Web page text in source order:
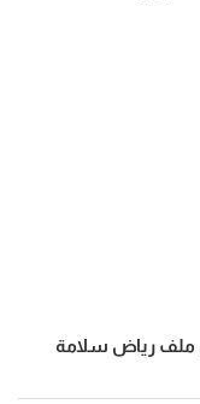
ملف رياض سلامة